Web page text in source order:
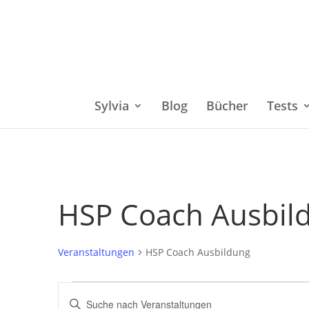
Sylvia Blog Bücher Tests
HSP Coach
Veranstaltungen HSP Coach Ausbildung
Veranstaltungen
Bitte